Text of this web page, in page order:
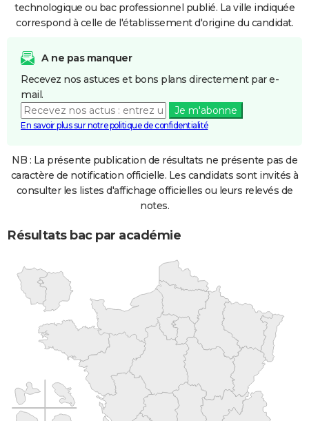
technologique ou bac professionnel publié. La ville indiquée
correspond à celle de l'établissement d'origine du candidat.
A ne pas manquer
Recevez nos astuces et bons plans directement par e-
mail.
Je m'abonne
En savoir plus sur notre politique de confidentialité
NB : La présente publication de résultats ne présente pas de
caractère de notification officielle. Les candidats sont invités à
consulter les listes d'affichage officielles ou leurs relevés de
notes.
Résultats bac par académie